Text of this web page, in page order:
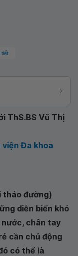
tiết
ThS.BS Vũ Thị
viện Đa khoa
tháo đường)
diễn biến khó
nước, chân tay
cần chủ động
có thể là